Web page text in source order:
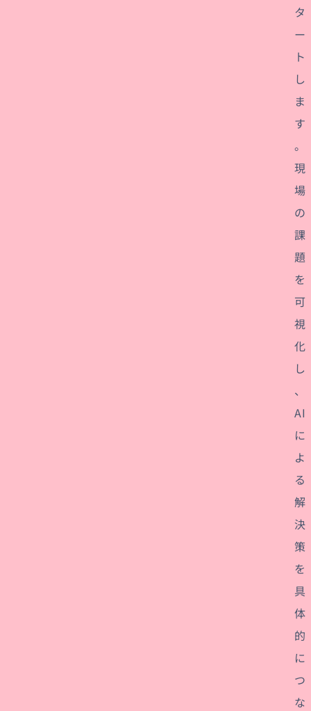
タ
ー
ト
し
ま
す
。
現
場
の
課
題
を
可
視
化
し
、
AI
に
よ
る
解
決
策
を
具
体
的
に
つ
な